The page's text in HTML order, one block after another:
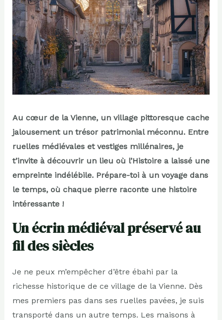
Au cœur de la Vienne, un village pittoresque cache
jalousement un trésor patrimonial méconnu. Entre
ruelles médiévales et vestiges millénaires, je
t’invite à découvrir un lieu où l’Histoire a laissé une
empreinte indélébile. Prépare-toi à un voyage dans
le temps, où chaque pierre raconte une histoire
intéressante !
Un écrin médiéval préservé au
fil des siècles
Je ne peux m’empêcher d’être ébahi par la
richesse historique de ce village de la Vienne. Dès
mes premiers pas dans ses ruelles pavées, je suis
transporté dans un autre temps. Les maisons à